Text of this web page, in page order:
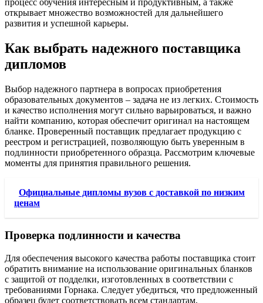
процесс обучения интересным и продуктивным, а также
открывает множество возможностей для дальнейшего
развития и успешной карьеры.
Как выбрать надежного поставщика
дипломов
Выбор надежного партнера в вопросах приобретения
образовательных документов – задача не из легких. Стоимость
и качество исполнения могут сильно варьироваться, и важно
найти компанию, которая обеспечит оригинал на настоящем
бланке. Проверенный поставщик предлагает продукцию с
реестром и регистрацией, позволяющую быть уверенным в
подлинности приобретенного образца. Рассмотрим ключевые
моменты для принятия правильного решения.
Официальные дипломы вузов с доставкой по низким
ценам
Проверка подлинности и качества
Для обеспечения высокого качества работы поставщика стоит
обратить внимание на использование оригинальных бланков
с защитой от подделки, изготовленных в соответствии с
требованиями Горнака. Следует убедиться, что предложенный
образец будет соответствовать всем стандартам,